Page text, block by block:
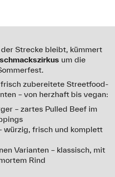
Strecke bleibt, kümmert
um die
zubereitete Streetfood-
– von herzhaft bis vegan:
– zartes Pulled Beef im
würzig, frisch und komplett
Varianten – klassisch, mit
Rind